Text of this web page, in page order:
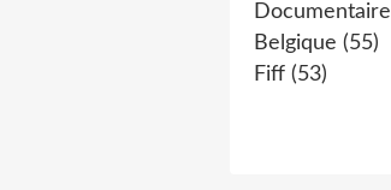
Documentaire
Belgique (55)
Fiff (53)